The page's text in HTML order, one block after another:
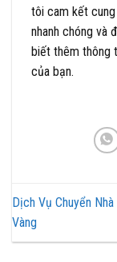
tôi cam kết
nhanh chóng và
biết thêm thông
của bạn.
Dịch Vụ Chuyển Nhà
Vàng